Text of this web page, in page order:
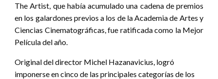
The Artist, que había acumulado una cadena de premios
en los galardones previos a los de la Academia de Artes y
Ciencias Cinematográficas, fue ratificada como la Mejor
Película del año.
Original del director Michel Hazanavicius, logró
imponerse en cinco de las principales categorías de los